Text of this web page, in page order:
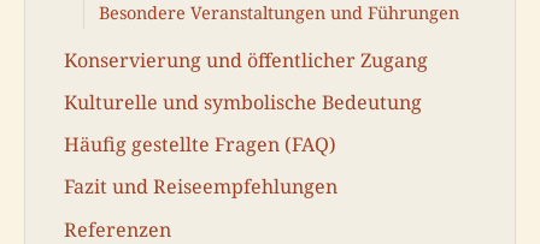
Besondere Veranstaltungen und Führungen
Konservierung und öffentlicher Zugang
Kulturelle und symbolische Bedeutung
Häufig gestellte Fragen (FAQ)
Fazit und Reiseempfehlungen
Referenzen